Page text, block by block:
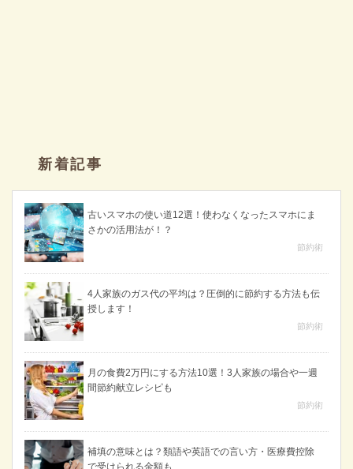
新着記事
古いスマホの使い道12選！使わなくなったスマホにま
さかの活用法が！？
節約術
4人家族のガス代の平均は？圧倒的に節約する方法も伝
授します！
節約術
月の食費2万円にする方法10選！3人家族の場合や一週
間節約献立レシピも
節約術
補填の意味とは？類語や英語での言い方・医療費控除